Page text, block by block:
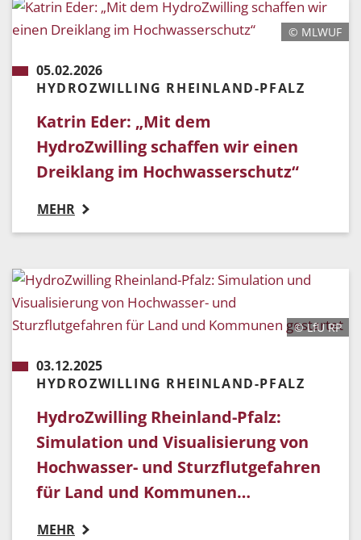
© MLWUF
05.02.2026
HYDROZWILLING RHEINLAND-PFALZ
Katrin Eder: „Mit dem
HydroZwilling schaffen wir einen
Dreiklang im Hochwasserschutz“
MEHR
© LfU RP
03.12.2025
HYDROZWILLING RHEINLAND-PFALZ
HydroZwilling Rheinland-Pfalz:
Simulation und Visualisierung von
Hochwasser- und Sturzflutgefahren
für Land und Kommunen…
MEHR